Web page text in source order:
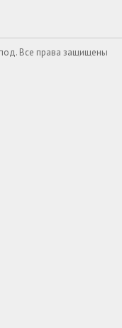
Все права защищены